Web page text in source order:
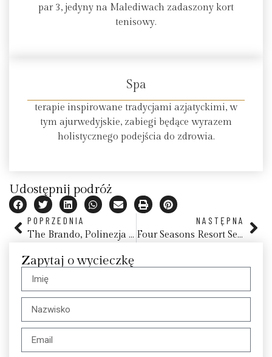
par 3, jedyny na Malediwach zadaszony kort
tenisowy.
Spa
terapie inspirowane tradycjami azjatyckimi, w
tym ajurwedyjskie, zabiegi będące wyrazem
holistycznego podejścia do zdrowia.
Udostępnij podróż
POPRZEDNIA
The Brando, Polinezja Francuska
NASTĘPNA
Four Seasons Resort Seychelles at Desroches Island
Zapytaj o wycieczkę